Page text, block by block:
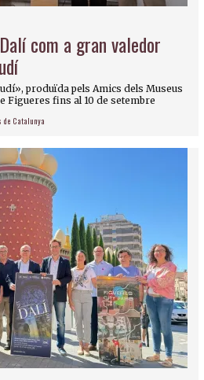
com a gran valedor
produïda pels Amics dels Museus
Figueres fins al 10 de setembre
de Catalunya